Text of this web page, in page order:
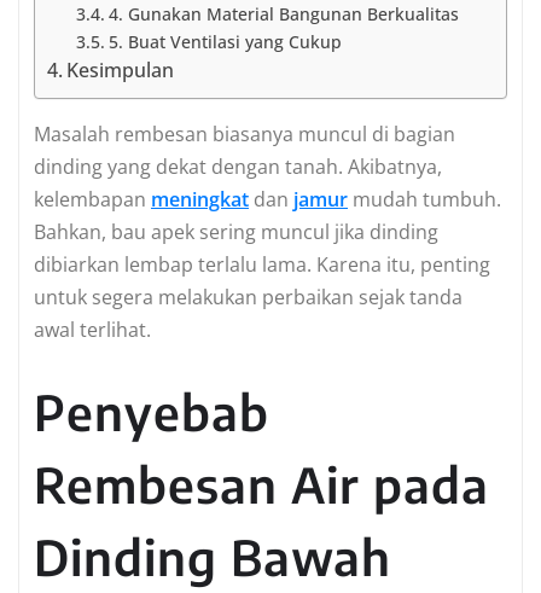
4. Gunakan Material Bangunan Berkualitas
5. Buat Ventilasi yang Cukup
Kesimpulan
Masalah rembesan biasanya muncul di bagian
dinding yang dekat dengan tanah. Akibatnya,
kelembapan meningkat dan jamur mudah tumbuh.
Bahkan, bau apek sering muncul jika dinding
dibiarkan lembap terlalu lama. Karena itu, penting
untuk segera melakukan perbaikan sejak tanda
awal terlihat.
Penyebab
Rembesan Air pada
Dinding Bawah